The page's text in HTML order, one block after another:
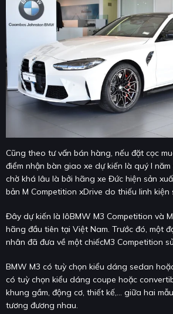
Cũng theo tư vấn bán hàng, nếu đặt cọc
điểm nhận bàn giao xe dự kiến là quý I
chờ khá lâu là bởi hãng xe Đức hiện sản
bản M Competition xDrive do thiếu linh kiện
Đây dự kiến là lôBMW M3 Competition và
hãng đầu tiên tại Việt Nam. Trước đó, một
nhân đã đưa về một chiếcM3 Competition
BMW M3 có tuỳ chọn kiểu dáng sedan
có tuỳ chọn kiểu dáng coupe hoặc
khung gầm, động cơ, thiết kế,... giữa hai
tương đương nhau.